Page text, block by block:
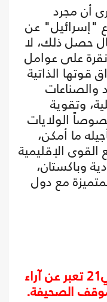
أن مجرد
"إسرائيل" عن
حصل ذلك، لا
على عوامل
قوتها الذاتية
والصناعات
وتقوية
الولايات
ما أمكن،
الإقليمية
وباكستان،
مع دول
المقالات المنشورة في عربي21 تعبر عن آراء
موقف الصحيفة.